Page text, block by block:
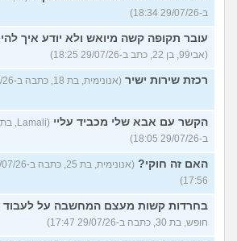
ב-29/07/26 18:34)
עובר תקופה קשה מיואש ולא יודע איך
(אבי99, בן 22, כתב ב-29/07/26 18:25)
רכזת שירות ישיר (אנונימית, בת 18, כתבה ב-29/07/26 18:16)
הקשר עם אבא שלי מכביד עליי
ב-29/07/26 18:05)
האם זה חוקי?
(אנונימית, בת 25,
17:56)
בחרדות קשות מעצם המחשבה על לעבוד
חופש, בת 30, כתבה ב-29/07/26 17:47)